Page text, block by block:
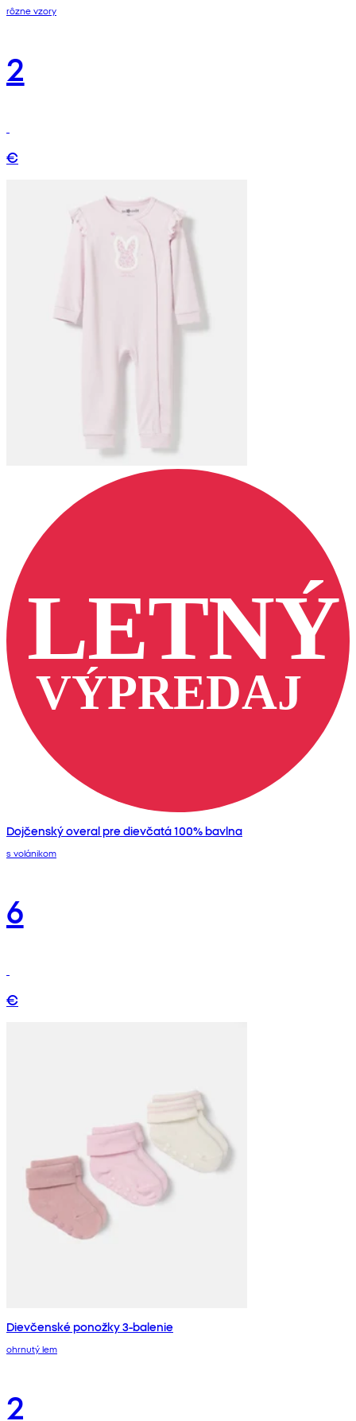
rôzne vzory
2
€
Dojčenský overal pre dievčatá 100% bavlna
s volánikom
6
€
Dievčenské ponožky 3-balenie
ohrnutý lem
2